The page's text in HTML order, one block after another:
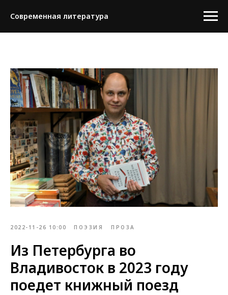
Современная литература
2022-11-26 10:00 ПОЭЗИЯ ПРОЗА
Из Петербурга во
Владивосток в 2023 году
поедет книжный поезд